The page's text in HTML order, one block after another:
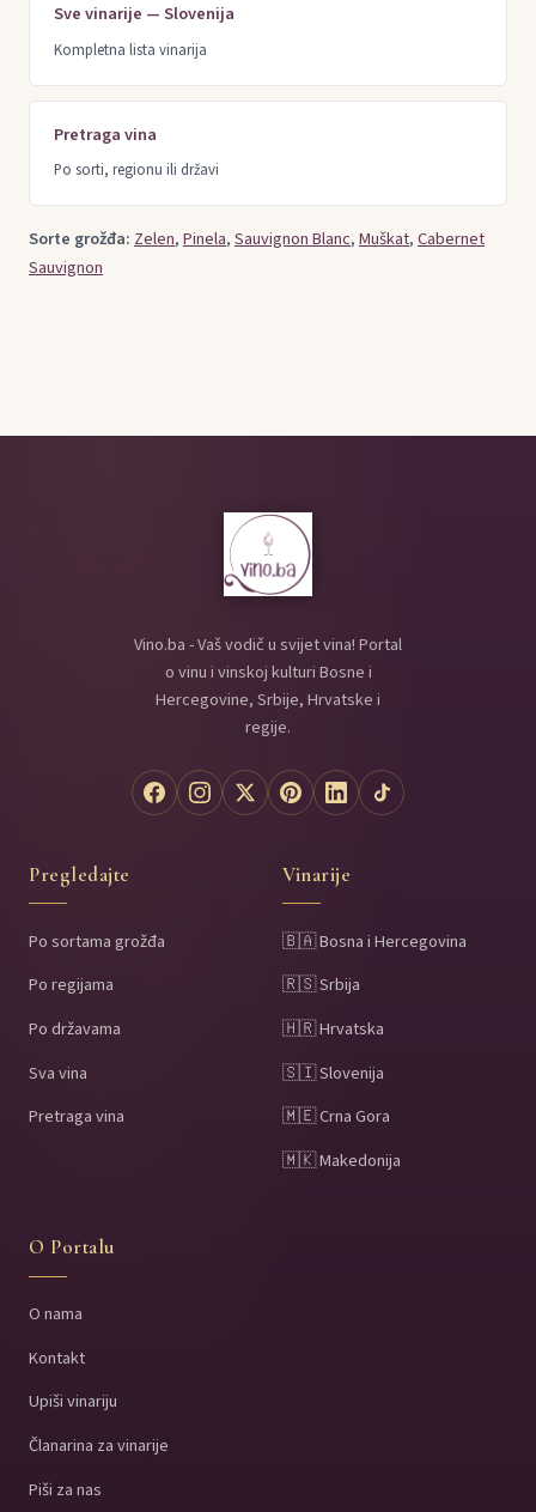
Sve vinarije — Slovenija
Kompletna lista vinarija
Pretraga vina
Po sorti, regionu ili državi
Sorte grožđa: Zelen,Pinela,Sauvignon Blanc,Muškat,Cabernet
Sauvignon
Vino.ba - Vaš vodič u svijet vina! Portal
o vinu i vinskoj kulturi Bosne i
Hercegovine, Srbije, Hrvatske i
regije.
Pregledajte
Po sortama grožđa
Po regijama
Po državama
Sva vina
Pretraga vina
Vinarije
🇧🇦 Bosna i Hercegovina
🇷🇸 Srbija
🇭🇷 Hrvatska
🇸🇮 Slovenija
🇲🇪 Crna Gora
🇲🇰 Makedonija
O Portalu
O nama
Kontakt
Upiši vinariju
Članarina za vinarije
Piši za nas